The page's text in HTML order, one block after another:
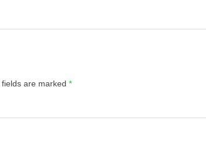
are marked *